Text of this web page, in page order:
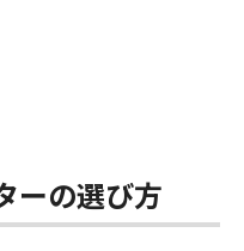
ーの選び方